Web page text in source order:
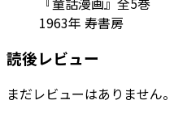
1963年 寿書房
読後レビュー
まだレビューはありません。